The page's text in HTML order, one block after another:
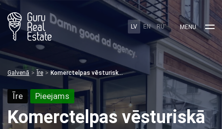
LV EN RU MENU
Galvenā Īre Komerctelpas vēsturiskā koka ēkā Berga Bazārā.
Īre Pieejams
Komerctelpas vēsturiskā